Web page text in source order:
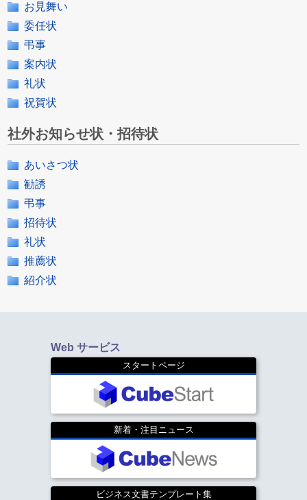
お見舞い
委任状
弔事
案内状
礼状
祝賀状
社外お知らせ状・招待状
あいさつ状
勧誘
弔事
招待状
礼状
推薦状
紹介状
Web サービス
スタートページ
新着・注目ニュース
ビジネス文書テンプレート集